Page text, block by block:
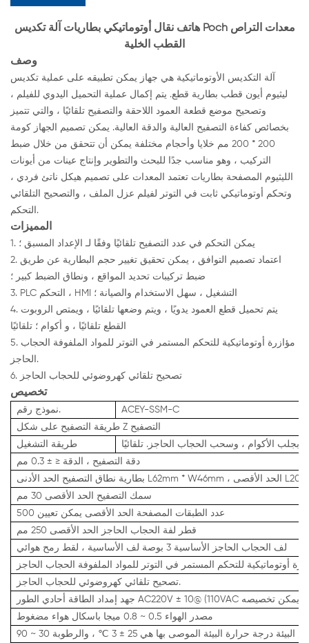
هاتف نقال أوتوماتيكي بطاريات آلة تكديس Poch معدات التراص
القطب الخلية
وصف
آلة التكديس الأوتوماتيكية هي جهاز يمكن تطبيقه على عملية تكديس
ليثيوم أيون قطب بطارية قطع. يتم إكمال عملية التحميل اليدوي للفيلم ،
وتصحيح موضع قطعة العمود اللاحقة والتصفيح تلقائيًا ، والتي تتميز
بخصائص كفاءة التصفيح العالية والدقة العالية. يمكن تصميم الجهاز كومة
200 * 200 مم خلايا وأحجام مختلفة يمكن أن تتحقق من خلال ضبط
التركيب ، وهو مناسب جدًا للبحث والتطوير وإنتاج عينات من أيونات
الليثيوم المصفحة بطاريات تعتمد المعدات على تصميم هيكل ناتئ فردي ،
وتحكم أوتوماتيكي ثابت في التوتر لفيلم عزل الملف ، والتصحيح التلقائي
التحكم.
المميزات
1. يمكن التحكم في عدد التصفيح تلقائيًا وفقًا لـ الإعداد المسبق ؛
2. اعتماد تصميم التوافق ، يمكن تحقيق تغيير حجم البطارية عن طريق
ضبط تركيبات تحديد المواقع ، ونطاق الضبط كبير ؛
3. PLC التحكم ، HMI التشغيل ، سهل الاستخدام والصيانة ؛
4. يتم تحميل قطع العمود يدويًا ، ويتم وضعها تلقائيًا ، ويمتص الروبوت
القطع تلقائيًا ، و أكوام ؛ تلقائيًا
5. مؤازرة أوتوماتيكية للتحكم المستمر في التوتر للمواد الملفوفة الحجاب
الحاجز.
6. تصحيح تلقائي كهروضوئي للحجاب الحاجز
تخصيص
نموذج رقم.
ACEY-SSM-C
طريقة التصفيح على شكل Z التصفيح
طريقة التشغيل
بجلب الأكوام ، وسحب الحجاب الحاجز. تلقائيًا
دقة التصفيح ، الدقة ≤ ± 0.3 مم
سمك التصفيح الحد الأقصى 30 مم
عدد الطبقات المصفحة الحد الأقصى يمكن تعيين 500
قطر لفة الحجاب الحاجز الحد الأقصى 250 مم
لف الحجاب الحاجز الأساسية 3 بوصة لف الأساسية ، لقط رمح هوائي
تصحيح تلقائي كهروضوئي للحجاب الحاجز.
مصدر الهواء 0.5 ~ 0.8 ميجا باسكال هواء مضغوط